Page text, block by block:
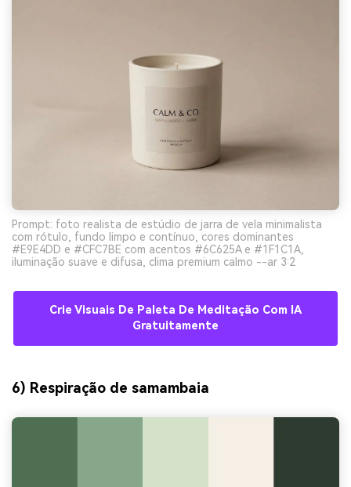
Prompt: foto realista de estúdio de jarra de vela minimalista
com rótulo, fundo limpo e contínuo, cores dominantes
#E9E4DD e #CFC7BE com acentos #6C625A e #1F1C1A,
iluminação suave e difusa, clima premium calmo --ar 3:2
Crie Visuais De Paleta De Meditação Com IA
Gratuitamente
6) Respiração de samambaia